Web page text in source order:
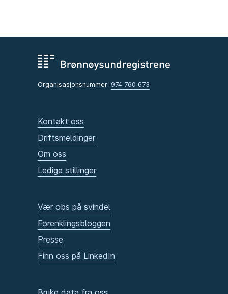
Organisasjonsnummer: 974 760 673
Kontakt oss
Driftsmeldinger
Om oss
Ledige stillinger
Vær obs på svindel
Forenklingsbloggen
Presse
Finn oss på LinkedIn